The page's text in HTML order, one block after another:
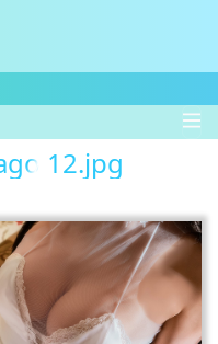
12.jpg